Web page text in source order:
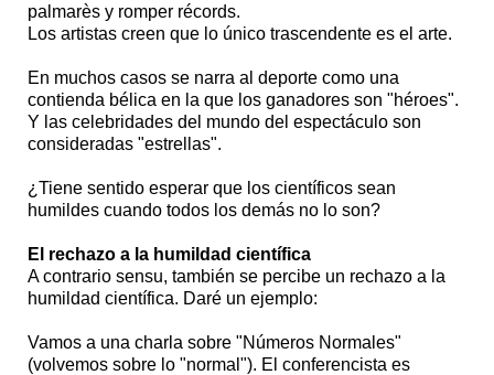
palmarès y romper récords.
Los artistas creen que lo único trascendente es el arte.
En muchos casos se narra al deporte como una
contienda bélica en la que los ganadores son "héroes".
Y las celebridades del mundo del espectáculo son
consideradas "estrellas".
¿Tiene sentido esperar que los científicos sean
humildes cuando todos los demás no lo son?
El rechazo a la humildad científica
A contrario sensu, también se percibe un rechazo a la
humildad científica. Daré un ejemplo:
Vamos a una charla sobre "Números Normales"
(volvemos sobre lo "normal"). El conferencista es